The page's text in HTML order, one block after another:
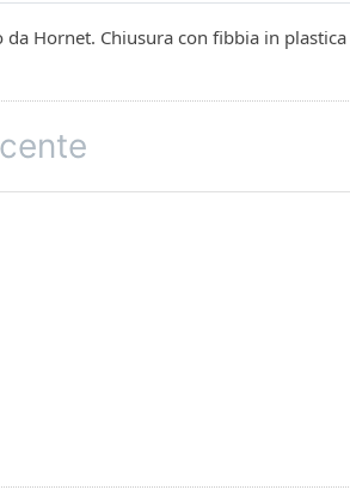
Hornet. Chiusura con fibbia in